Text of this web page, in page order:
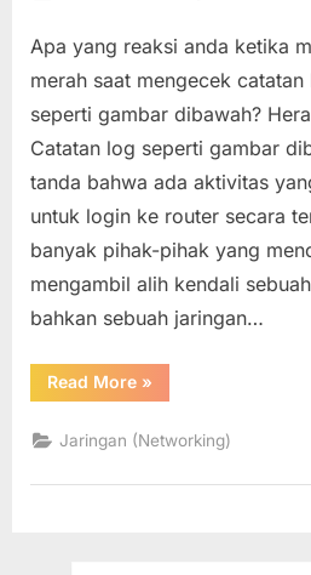
Apa yang reaksi anda ketika
merah saat mengecek
seperti gambar dibawah?
Catatan log seperti gambar
tanda bahwa ada aktivitas
untuk login ke router secara
banyak pihak-pihak yang
mengambil alih kendali
bahkan sebuah jaringan…
Read More“Mengamankan
Router
dari
Ancaman
yang
»
Jaringan (Networking)